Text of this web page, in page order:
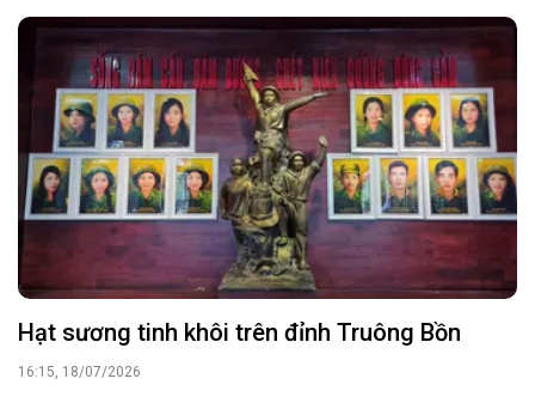
Hạt sương tinh khôi trên đỉnh Truông Bồn
16:15, 18/07/2026